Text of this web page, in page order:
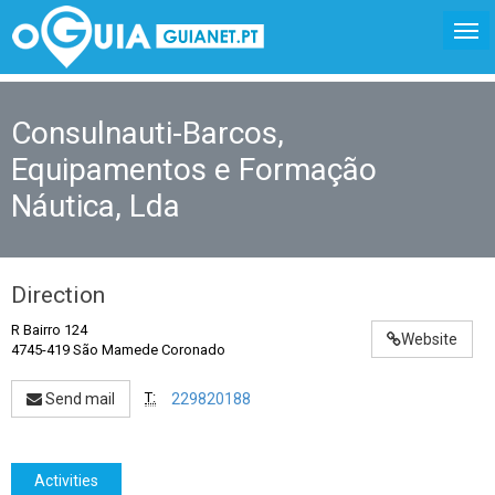
Consulnauti-Barcos,
Equipamentos e Formação
Náutica, Lda
Direction
Website
R Bairro 124
4745-419 São Mamede Coronado
Send mail T: 229820188
Activities